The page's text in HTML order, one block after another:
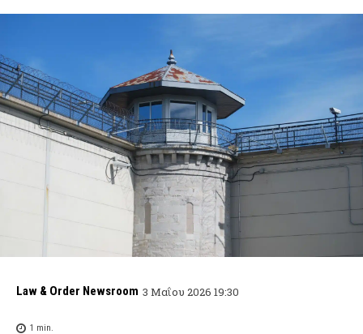
Law & Order Newsroom 3 Μαΐου 2026 19:30
1 min.